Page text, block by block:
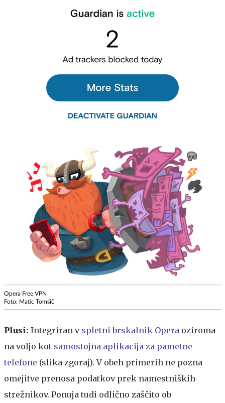
Opera Free VPN
Foto: Matic Tomšič
Plusi: Integriran v spletni brskalnik Opera oziroma
na voljo kot samostojna aplikacija za pametne
telefone (slika zgoraj). V obeh primerih ne pozna
omejitve prenosa podatkov prek namestniških
strežnikov. Ponuja tudi odlično zaščito ob